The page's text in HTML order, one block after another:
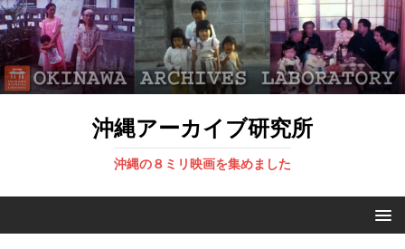
沖縄アーカイブ研究所
沖縄の８ミリ映画を集めました